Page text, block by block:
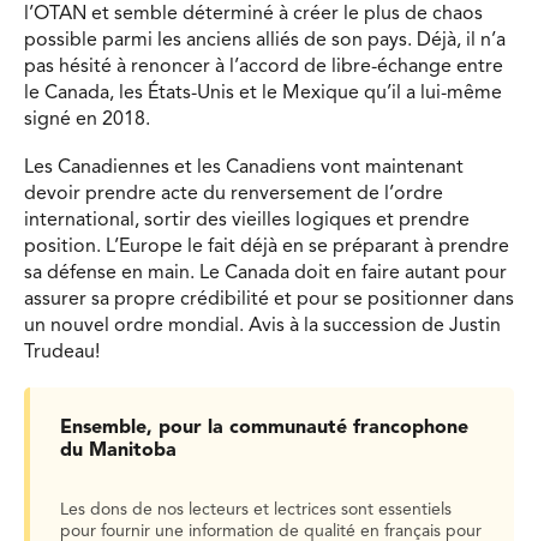
l’OTAN et semble déterminé à créer le plus de chaos
possible parmi les anciens alliés de son pays. Déjà, il n’a
pas hésité à renoncer à l’accord de libre-échange entre
le Canada, les États-Unis et le Mexique qu’il a lui-même
signé en 2018.
Les Canadiennes et les Canadiens vont maintenant
devoir prendre acte du renversement de l’ordre
international, sortir des vieilles logiques et prendre
position. L’Europe le fait déjà en se préparant à prendre
sa défense en main. Le Canada doit en faire autant pour
assurer sa propre crédibilité et pour se positionner dans
un nouvel ordre mondial. Avis à la succession de Justin
Trudeau!
Ensemble, pour la communauté francophone
du Manitoba
Les dons de nos lecteurs et lectrices sont essentiels
pour fournir une information de qualité en français pour